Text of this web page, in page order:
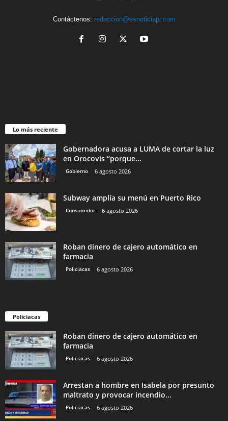
Contáctenos: redaccion@esnoticiapr.com
Lo más reciente
Gobernadora acusa a LUMA de cortar la luz
en Orocovis “porque...
Gobierno 6 agosto 2026
Subway amplía su menú en Puerto Rico
Consumidor 6 agosto 2026
Roban dinero de cajero automático en
farmacia
Policiacas 6 agosto 2026
Policiacas
Roban dinero de cajero automático en
farmacia
Policiacas 6 agosto 2026
Arrestan a hombre en Isabela por presunto
maltrato y provocar incendio...
Policiacas 6 agosto 2026